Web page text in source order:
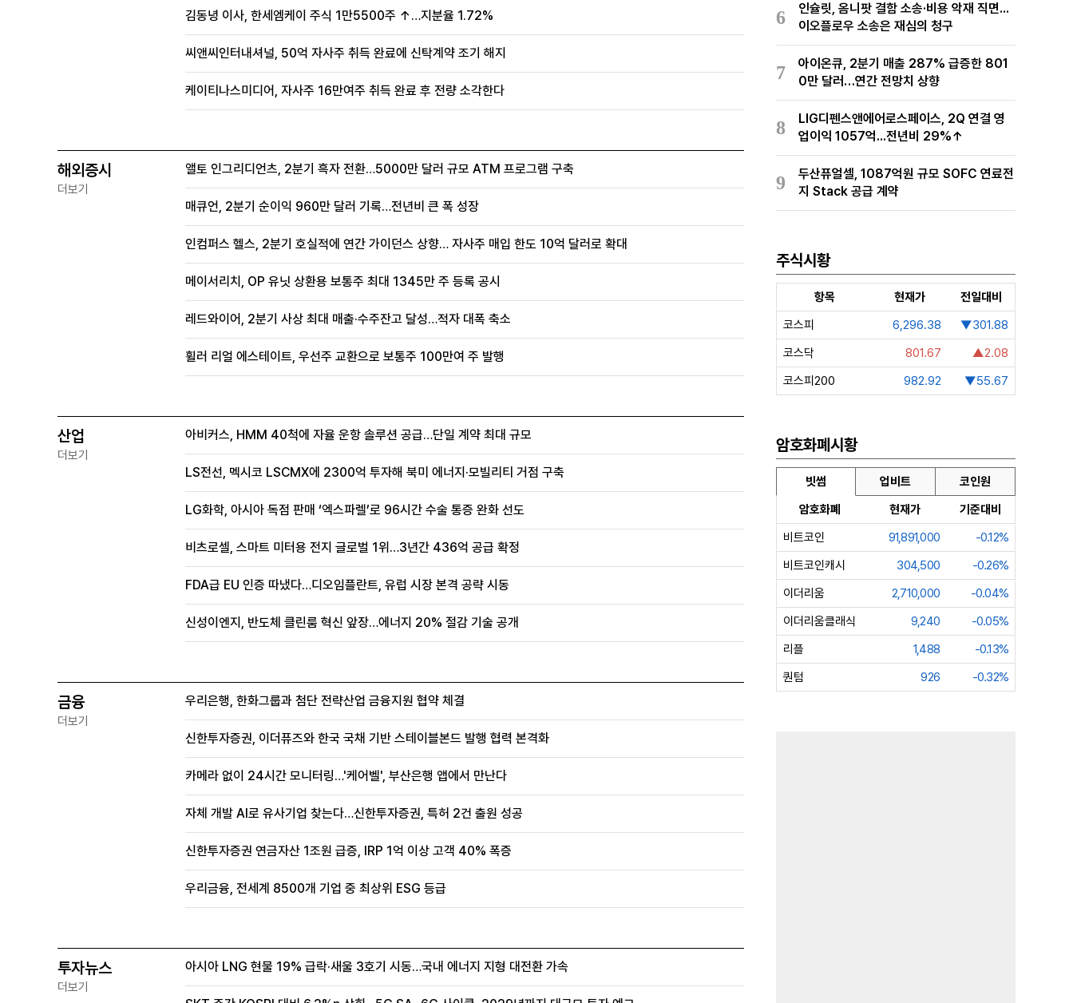
김동녕 이사, 한세엠케이 주식 1만5500주 ↑…지분율 1.72%
씨앤씨인터내셔널, 50억 자사주 취득 완료에 신탁계약 조기 해지
케이티나스미디어, 자사주 16만여주 취득 완료 후 전량 소각한다
해외증시
더보기
앨토 인그리디언츠, 2분기 흑자 전환…5000만 달러 규모 ATM 프로그램 구축
매큐언, 2분기 순이익 960만 달러 기록…전년비 큰 폭 성장
인컴퍼스 헬스, 2분기 호실적에 연간 가이던스 상향… 자사주 매입 한도 10억 달러로 확대
메이서리치, OP 유닛 상환용 보통주 최대 1345만 주 등록 공시
레드와이어, 2분기 사상 최대 매출·수주잔고 달성…적자 대폭 축소
휠러 리얼 에스테이트, 우선주 교환으로 보통주 100만여 주 발행
산업
더보기
아비커스, HMM 40척에 자율 운항 솔루션 공급…단일 계약 최대 규모
LS전선, 멕시코 LSCMX에 2300억 투자해 북미 에너지·모빌리티 거점 구축
LG화학, 아시아 독점 판매 ‘엑스파렐’로 96시간 수술 통증 완화 선도
비츠로셀, 스마트 미터용 전지 글로벌 1위…3년간 436억 공급 확정
FDA급 EU 인증 따냈다…디오임플란트, 유럽 시장 본격 공략 시동
신성이엔지, 반도체 클린룸 혁신 앞장…에너지 20% 절감 기술 공개
금융
더보기
우리은행, 한화그룹과 첨단 전략산업 금융지원 협약 체결
신한투자증권, 이더퓨즈와 한국 국채 기반 스테이블본드 발행 협력 본격화
카메라 없이 24시간 모니터링…'케어벨', 부산은행 앱에서 만난다
자체 개발 AI로 유사기업 찾는다…신한투자증권, 특허 2건 출원 성공
신한투자증권 연금자산 1조원 급증, IRP 1억 이상 고객 40% 폭증
우리금융, 전세계 8500개 기업 중 최상위 ESG 등급
투자뉴스
더보기
아시아 LNG 현물 19% 급락·새울 3호기 시동…국내 에너지 지형 대전환 가속
6
인슐릿, 옴니팟 결함 소송·비용 악재 직면...
이오플로우 소송은 재심의 청구
7
아이온큐, 2분기 매출 287% 급증한 801
0만 달러…연간 전망치 상향
8
LIG디펜스앤에어로스페이스, 2Q 연결 영
업이익 1057억...전년비 29%↑
9
두산퓨얼셀, 1087억원 규모 SOFC 연료전
지 Stack 공급 계약
주식시황
항목 현재가
전일대비
코스피
6,296.38
▼301.88
코스닥
801.67
▲2.08
코스피200
982.92 ▼55.67
암호화폐시황
빗썸 업비트
코인원
암호화폐
현재가
기준대비
비트코인
91,891,000
-0.12%
비트코인캐시
304,500
-0.26%
이더리움
2,710,000
-0.04%
이더리움클래식
9,240
-0.05%
리플
1,488
-0.13%
퀀텀
926 -0.32%